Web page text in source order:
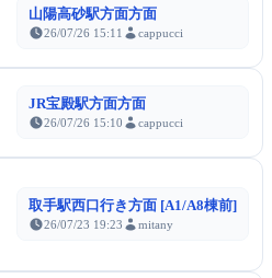
山陽高砂駅方面方面
26/07/26 15:11 cappucci
JR宝殿駅方面方面
26/07/26 15:10 cappucci
取手駅西口行き方面 [A1/A8棟前]
26/07/23 19:23 mitany